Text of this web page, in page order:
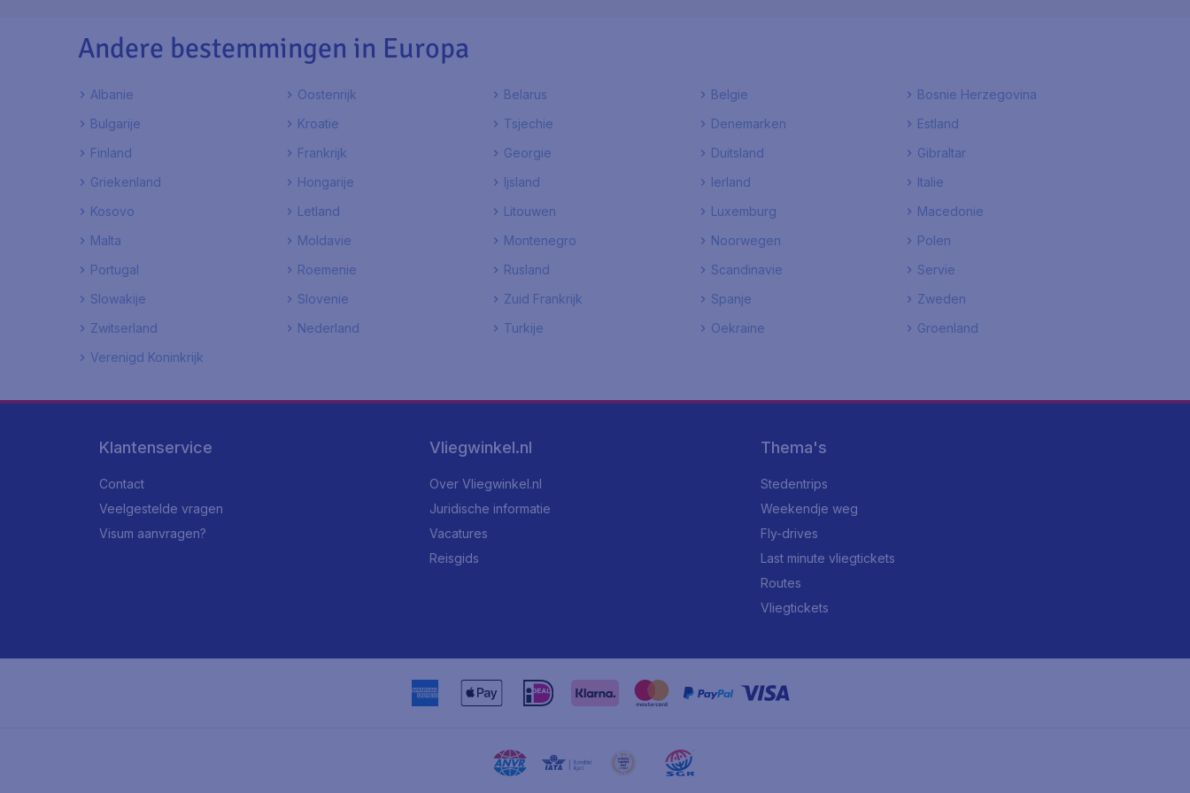
Andere bestemmingen in Europa
Albanie Oostenrijk Belarus Belgie
Bosnie Herzegovina
Bulgarije
Kroatie Tsjechie Denemarken
Estland
Finland
Frankrijk Georgie Duitsland
Gibraltar
Griekenland
Hongarije Ijsland Ierland
Italie
Kosovo
Letland Litouwen Luxemburg
Macedonie
Malta
Moldavie Montenegro Noorwegen
Polen
Portugal
Roemenie Rusland Scandinavie
Servie
Slowakije
Slovenie Zuid Frankrijk Spanje
Zweden
Zwitserland
Nederland Turkije Oekraine
Groenland
Verenigd Koninkrijk
Klantenservice
Contact
Veelgestelde vragen
Visum aanvragen?
Vliegwinkel.nl
Over Vliegwinkel.nl
Juridische informatie
Vacatures
Reisgids
Thema's
Stedentrips
Weekendje weg
Fly-drives
Last minute vliegtickets
Routes
Vliegtickets